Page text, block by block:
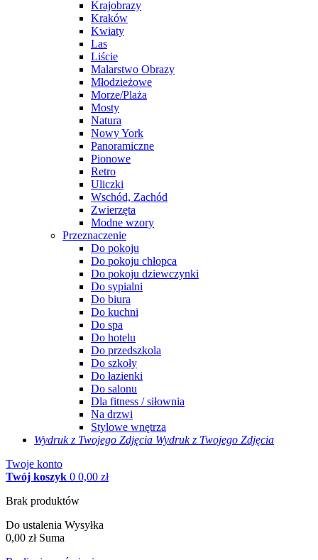
Krajobrazy
Kraków
Kwiaty
Las
Liście
Malarstwo Obrazy
Młodzieżowe
Morze/Plaża
Mosty
Natura
Nowy York
Panoramiczne
Pionowe
Retro
Uliczki
Wschód, Zachód
Zwierzęta
Modne wzory
Przeznaczenie
Do pokoju
Do pokoju chłopca
Do pokoju dziewczynki
Do sypialni
Do biura
Do kuchni
Do spa
Do hotelu
Do przedszkola
Do szkoły
Do łazienki
Do salonu
Dla fitness / siłownia
Na drzwi
Stylowe wnętrza
Wydruk z Twojego Zdjęcia Wydruk z Twojego Zdjęcia
Twoje konto
Twój koszyk 0 0,00 zł
Brak produktów
Do ustalenia Wysyłka
0,00 zł Suma